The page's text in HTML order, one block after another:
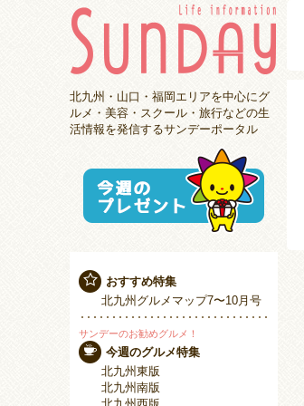
北九州・山口・福岡エリアを中心にグ
ルメ・美容・スクール・旅行などの生
活情報を発信するサンデーポータル
おすすめ特集
北九州グルメマップ7〜10月号
サンデーのお勧めグルメ！
今週のグルメ特集
北九州東版
北九州南版